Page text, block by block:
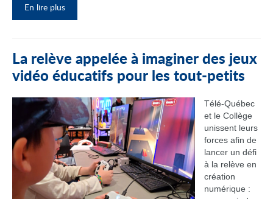
En lire plus
La relève appelée à imaginer des jeux
vidéo éducatifs pour les tout-petits
Télé-Québec
et le Collège
unissent leurs
forces afin de
lancer un défi
à la relève en
création
numérique :